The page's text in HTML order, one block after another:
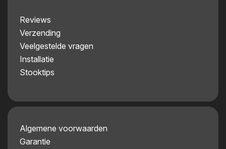
Reviews
Verzending
Veelgestelde vragen
Installatie
Stooktips
Algemene voorwaarden
Garantie